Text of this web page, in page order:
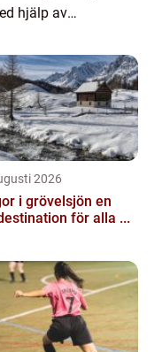
hjälp av
2026
i grövelsjön en
för alla ...